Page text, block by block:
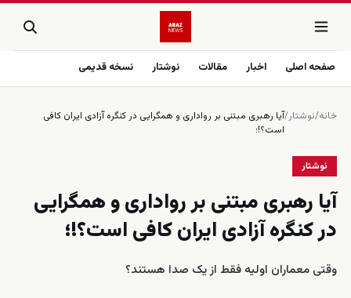
صفحه اصلی اخبار مقالات نوشتار نسخه قدیمی
خانه/نوشتار/آیا رهبری مبتنی بر رواداری و همگرایی در کنگره آزادی ایران کافی
است؟!؛
نوشتار
آیا رهبری مبتنی بر رواداری و همگرایی
در کنگره آزادی ایران کافی است؟!؛
وقتی معماران اولیه فقط از یک صدا هستند؟